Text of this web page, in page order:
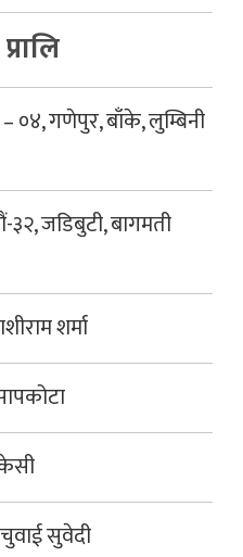
०४, गणेपुर, बाँके, लुम्बिनी
३२, जडिबुटी, बागमती
शर्मा
सुवेदी